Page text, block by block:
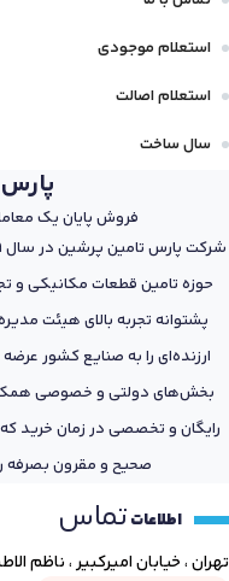
استعلام موجودی
استعلام اصالت
سال ساخت
فروش پایان یک
حوزه تامین قطعات مکانیکی و
پشتوانه تجربه بالای هیئت
ارزنده‌ای را به صنایع کشور
بخش‌های دولتی و خصوصی
رایگان و تخصصی در زمان خرید
صحیح و مقرون بصرفه
اطلاعاتتماس
تهران ، خیابان امیرکبیر ، ناظم الاطبا